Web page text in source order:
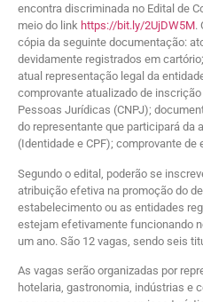
encontra discriminada no Edital de
meio do link https://bit.ly/2UjDW5M.
cópia da seguinte documentação:
devidamente registrados em
atual representação legal da
comprovante atualizado de
Pessoas Jurídicas (CNPJ);
do representante que participará da
(Identidade e CPF); comprovante de
Segundo o edital, poderão se
atribuição efetiva na promoção do
estabelecimento ou as entidades
estejam efetivamente funcionando
um ano. São 12 vagas, sendo seis
As vagas serão organizadas por
hotelaria, gastronomia, indústrias e